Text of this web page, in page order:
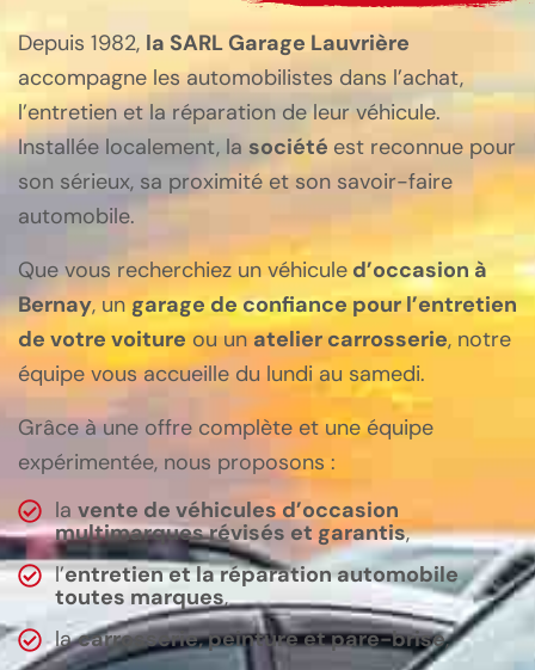
Depuis 1982, la SARL Garage Lauvrière
accompagne les automobilistes dans l’achat,
l’entretien et la réparation de leur véhicule.
Installée localement, la société est reconnue pour
son sérieux, sa proximité et son savoir-faire
automobile.
Que vous recherchiez un véhicule d’occasion à
Bernay, ungarage de confiance pour l’entretien
de votre voiture ou unatelier carrosserie, notre
équipe vous accueille du lundi au samedi.
Grâce à une offre complète et une équipe
expérimentée, nous proposons :
la vente de véhicules d’occasion
multimarques révisés et garantis,
l’entretien et la réparation automobile
toutes marques,
lacarrosserie, peinture et pare-brise,